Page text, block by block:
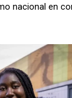
nacional en